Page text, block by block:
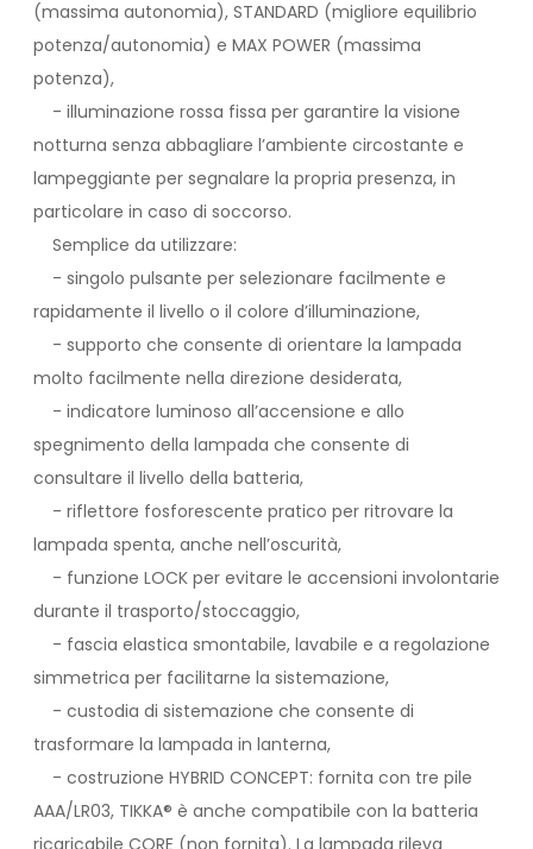
(massima autonomia), STANDARD (migliore equilibrio
potenza/autonomia) e MAX POWER (massima
potenza),
- illuminazione rossa fissa per garantire la visione
notturna senza abbagliare l’ambiente circostante e
lampeggiante per segnalare la propria presenza, in
particolare in caso di soccorso.
Semplice da utilizzare:
- singolo pulsante per selezionare facilmente e
rapidamente il livello o il colore d’illuminazione,
- supporto che consente di orientare la lampada
molto facilmente nella direzione desiderata,
- indicatore luminoso all’accensione e allo
spegnimento della lampada che consente di
consultare il livello della batteria,
- riflettore fosforescente pratico per ritrovare la
lampada spenta, anche nell’oscurità,
- funzione LOCK per evitare le accensioni involontarie
durante il trasporto/stoccaggio,
- fascia elastica smontabile, lavabile e a regolazione
simmetrica per facilitarne la sistemazione,
- custodia di sistemazione che consente di
trasformare la lampada in lanterna,
- costruzione HYBRID CONCEPT: fornita con tre pile
AAA/LR03, TIKKA® è anche compatibile con la batteria